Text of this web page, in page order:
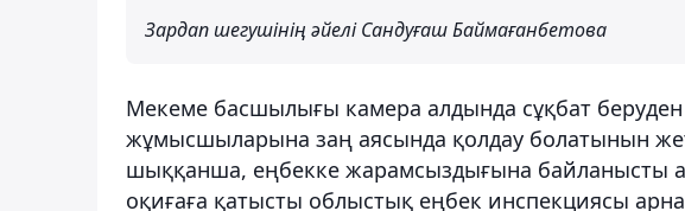
Зардап шегушінің әйелі Сандуғаш Баймағанбетова
Мекеме басшылығы камера алдында сұқбат беруден
жұмысшыларына заң аясында қолдау болатынын
шыққанша, еңбекке жарамсыздығына байланысты
оқиғаға қатысты облыстық еңбек инспекциясы